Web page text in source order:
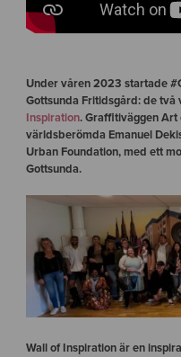
Under våren 2023 startade
Gottsunda Fritidsgård: de två
Inspiration. Graffitiväggen Art
världsberömda Emanuel
Urban Foundation, med ett
Gottsunda.
Wall of Inspiration är en